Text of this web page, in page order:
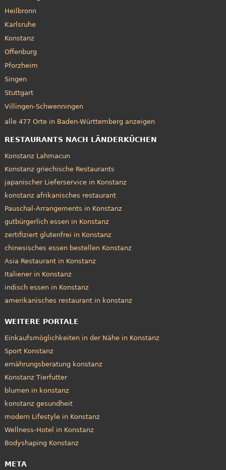
Heilbronn
Karlsruhe
Konstanz
Offenburg
Pforzheim
Singen
Stuttgart
Villingen-Schwenningen
alle 477 Orte in Baden-Württemberg anzeigen
RESTAURANTS NACH LÄNDERKÜCHEN
Konstanz Lahmacun
Konstanz griechische Restaurants
japanischer Lieferservice in Konstanz
konstanz afrikanisches restaurant
Pauschal-Arrangements in Konstanz
gutbürgerlich essen in Konstanz
zertifiziert glutenfrei in Konstanz
chinesisches essen bestellen Konstanz
Asia Restaurant in Konstanz
Italiener in Konstanz
indisch essen in Konstanz
amerikanisches restaurant in konstanz
WEITERE PORTALE
Einkaufsmöglichkeiten in der Nähe in Konstanz
Sport Konstanz
ernährungsberatung konstanz
Konstanz Tierfutter
blumen in konstanz
konstanz gesundheit
modern Lifestyle in Konstanz
Wellness-Hotel in Konstanz
Bodyshaping Konstanz
META